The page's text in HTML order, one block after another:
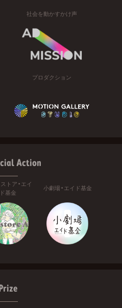
社会を動かすかけ声
プロダクション
Action
トア・エイ
ド基金
小劇場・エイド基金